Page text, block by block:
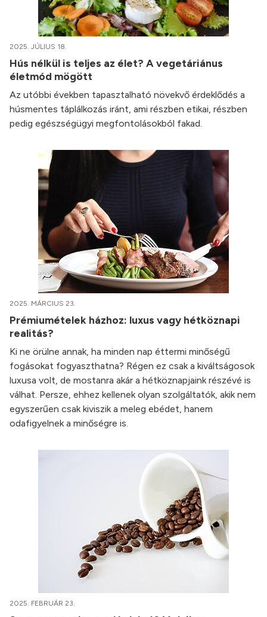
2025. JÚLIUS 18.
Hús nélkül is teljes az élet? A vegetáriánus
életmód mögött
Az utóbbi években tapasztalható növekvő érdeklődés a
húsmentes táplálkozás iránt, ami részben etikai, részben
pedig egészségügyi megfontolásokból fakad.
2025. MÁRCIUS 23.
Prémiumételek házhoz: luxus vagy hétköznapi
realitás?
Ki ne örülne annak, ha minden nap éttermi minőségű
fogásokat fogyaszthatna? Régen ez csak a kiváltságosok
luxusa volt, de mostanra akár a hétköznapjaink részévé is
válhat. Persze, ehhez kellenek olyan szolgáltatók, akik nem
egyszerűen csak kiviszik a meleg ebédet, hanem
odafigyelnek a minőségre is.
2025. FEBRUÁR 23.